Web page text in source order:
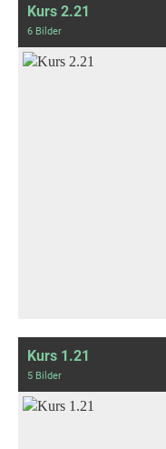
Kurs 2.21
6 Bilder
Kurs 1.21
5 Bilder